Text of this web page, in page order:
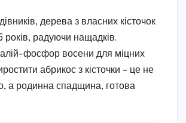
дерева з власних кісточок
років, радуючи нащадків.
фосфор восени для міцних
абрикос з кісточки – це не
а родинна спадщина, готова